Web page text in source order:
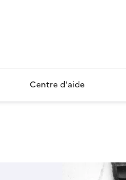
Centre d'aide